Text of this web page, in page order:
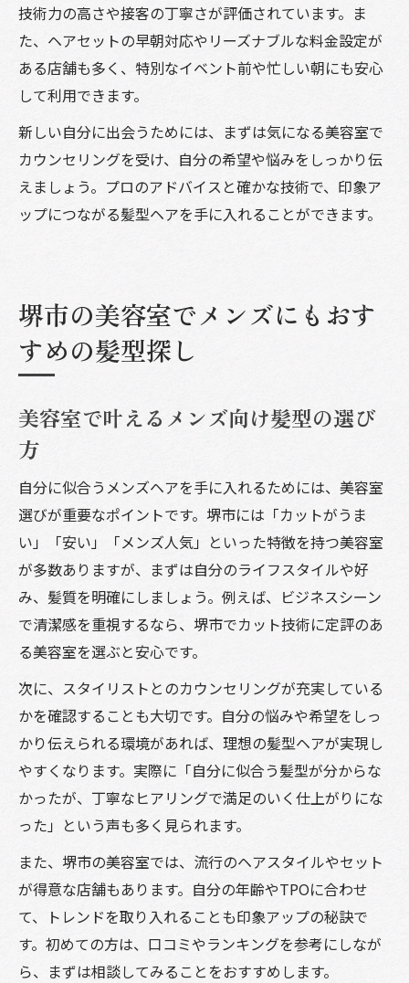
技術力の高さや接客の丁寧さが評価されています。ま
た、ヘアセットの早朝対応やリーズナブルな料金設定が
ある店舗も多く、特別なイベント前や忙しい朝にも安心
して利用できます。
新しい自分に出会うためには、まずは気になる美容室で
カウンセリングを受け、自分の希望や悩みをしっかり伝
えましょう。プロのアドバイスと確かな技術で、印象ア
ップにつながる髪型ヘアを手に入れることができます。
堺市の美容室でメンズにもおす
すめの髪型探し
美容室で叶えるメンズ向け髪型の選び
方
自分に似合うメンズヘアを手に入れるためには、美容室
選びが重要なポイントです。堺市には「カットがうま
い」「安い」「メンズ人気」といった特徴を持つ美容室
が多数ありますが、まずは自分のライフスタイルや好
み、髪質を明確にしましょう。例えば、ビジネスシーン
で清潔感を重視するなら、堺市でカット技術に定評のあ
る美容室を選ぶと安心です。
次に、スタイリストとのカウンセリングが充実している
かを確認することも大切です。自分の悩みや希望をしっ
かり伝えられる環境があれば、理想の髪型ヘアが実現し
やすくなります。実際に「自分に似合う髪型が分からな
かったが、丁寧なヒアリングで満足のいく仕上がりにな
った」という声も多く見られます。
また、堺市の美容室では、流行のヘアスタイルやセット
が得意な店舗もあります。自分の年齢やTPOに合わせ
て、トレンドを取り入れることも印象アップの秘訣で
す。初めての方は、口コミやランキングを参考にしなが
ら、まずは相談してみることをおすすめします。